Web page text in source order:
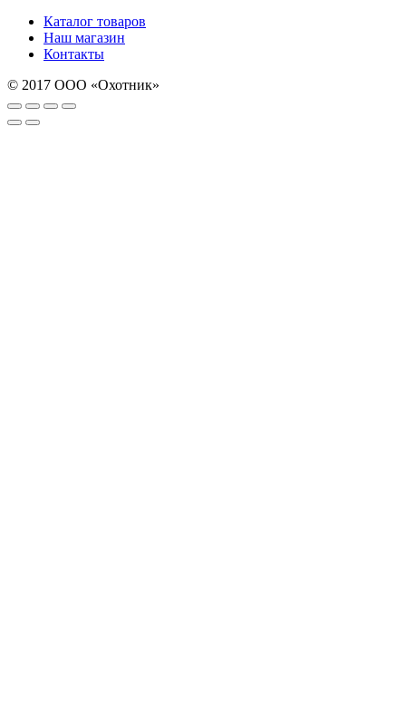
Каталог товаров
Наш магазин
Контакты
© 2017 ООО «Охотник»